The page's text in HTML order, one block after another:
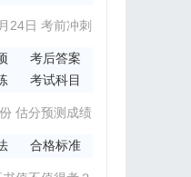
料
料集
24日 考前冲刺
考后答案
考试科目
估分预测成绩
合格标准